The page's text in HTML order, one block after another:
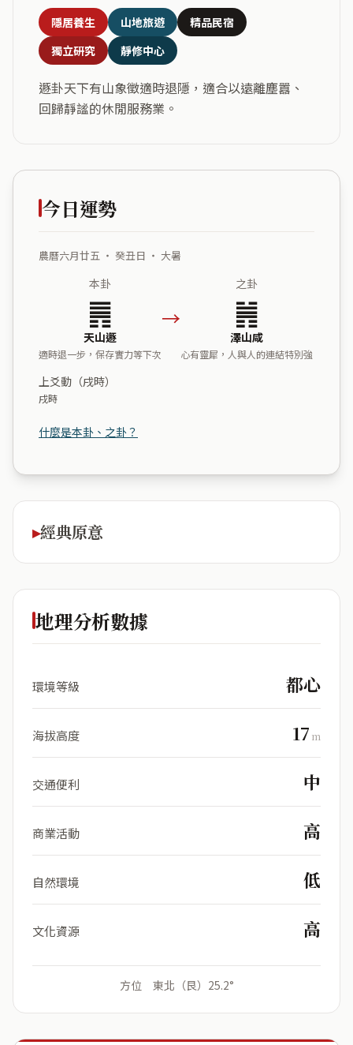
隱居養生 山地旅遊
精品民宿
獨立研究
靜修中心
遯卦天下有山象徵適時退隱，適合以遠離塵囂、
回歸靜謐的休閒服務業。
今日運勢
農曆六月廿五 ・ 癸丑日 ・ 大暑
本卦
䷠
天山遯
適時退一步，保存實力等下次
→
之卦
䷞
澤山咸
心有靈犀，人與人的連結特別強
上爻動（戌時）
戌時
什麼是本卦、之卦？
經典原意
地理分析數據
環境等級 都心
海拔高度 17 m
交通便利 中
商業活動 高
自然環境 低
文化資源 高
方位 東北（艮）25.2°